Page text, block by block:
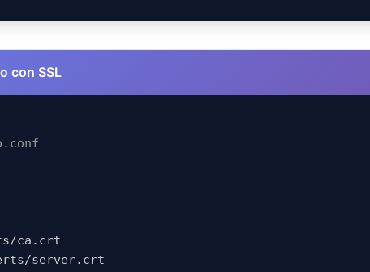
con SSL
ca.crt
server.crt